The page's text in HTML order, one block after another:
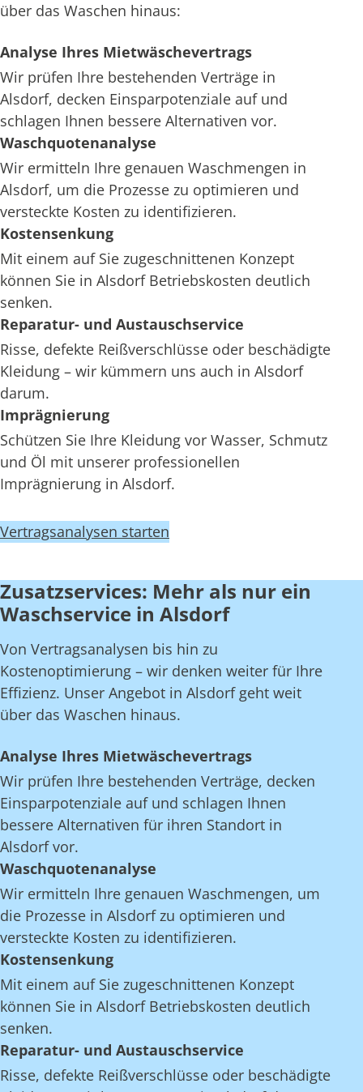
über das Waschen hinaus:
Analyse Ihres Mietwäschevertrags
Wir prüfen Ihre bestehenden Verträge in
Alsdorf, decken Einsparpotenziale auf und
schlagen Ihnen bessere Alternativen vor.
Waschquotenanalyse
Wir ermitteln Ihre genauen Waschmengen in
Alsdorf, um die Prozesse zu optimieren und
versteckte Kosten zu identifizieren.
Kostensenkung
Mit einem auf Sie zugeschnittenen Konzept
können Sie in Alsdorf Betriebskosten deutlich
senken.
Reparatur- und Austauschservice
Risse, defekte Reißverschlüsse oder beschädigte
Kleidung – wir kümmern uns auch in Alsdorf
darum.
Imprägnierung
Schützen Sie Ihre Kleidung vor Wasser, Schmutz
und Öl mit unserer professionellen
Imprägnierung in Alsdorf.
Vertragsanalysen starten
Zusatzservices: Mehr als nur ein
Waschservice in Alsdorf
Von Vertragsanalysen bis hin zu
Kostenoptimierung – wir denken weiter für Ihre
Effizienz. Unser Angebot in Alsdorf geht weit
über das Waschen hinaus.
Analyse Ihres Mietwäschevertrags
Wir prüfen Ihre bestehenden Verträge, decken
Einsparpotenziale auf und schlagen Ihnen
bessere Alternativen für ihren Standort in
Alsdorf vor.
Waschquotenanalyse
Wir ermitteln Ihre genauen Waschmengen, um
die Prozesse in Alsdorf zu optimieren und
versteckte Kosten zu identifizieren.
Kostensenkung
Mit einem auf Sie zugeschnittenen Konzept
können Sie in Alsdorf Betriebskosten deutlich
senken.
Reparatur- und Austauschservice
Risse, defekte Reißverschlüsse oder beschädigte